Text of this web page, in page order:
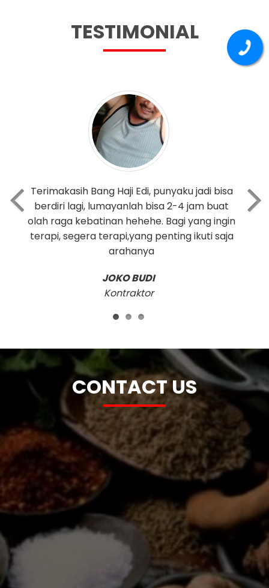
TESTIMONIAL
Ternyata faktor usia tidak sepenuhnya
menurunkan masalah seks, faktanya jika
kita mau sedikit jalani terapi yang benar,
biarpun sudah tua tetap bisa tegar.
Dari Malaysia
CONTACT US
Alamat Kantor Kami